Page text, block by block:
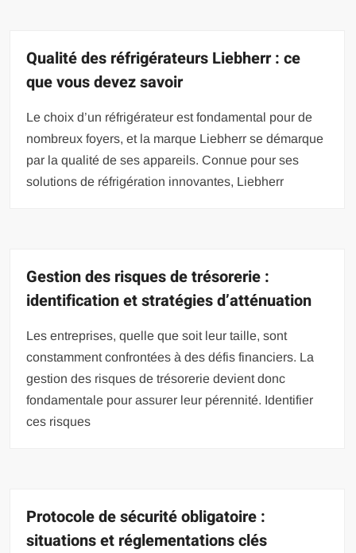
Qualité des réfrigérateurs Liebherr : ce
que vous devez savoir
Le choix d’un réfrigérateur est fondamental pour de
nombreux foyers, et la marque Liebherr se démarque
par la qualité de ses appareils. Connue pour ses
solutions de réfrigération innovantes, Liebherr
Gestion des risques de trésorerie :
identification et stratégies d’atténuation
Les entreprises, quelle que soit leur taille, sont
constamment confrontées à des défis financiers. La
gestion des risques de trésorerie devient donc
fondamentale pour assurer leur pérennité. Identifier
ces risques
Protocole de sécurité obligatoire :
situations et réglementations clés